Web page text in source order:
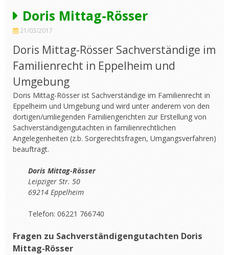
Doris Mittag-Rösser
21/03/2017
Doris Mittag-Rösser Sachverständige im
Familienrecht in Eppelheim und
Umgebung
Doris Mittag-Rösser ist Sachverständige im Familienrecht in
Eppelheim und Umgebung und wird unter anderem von den
dortigen/umliegenden Familiengerichten zur Erstellung von
Sachverständigengutachten in familienrechtlichen
Angelegenheiten (z.b. Sorgerechtsfragen, Umgangsverfahren)
beauftragt.
Doris Mittag-Rösser
Leipziger Str. 50
69214 Eppelheim
Telefon: 06221 766740
Fragen zu Sachverständigengutachten Doris
Mittag-Rösser